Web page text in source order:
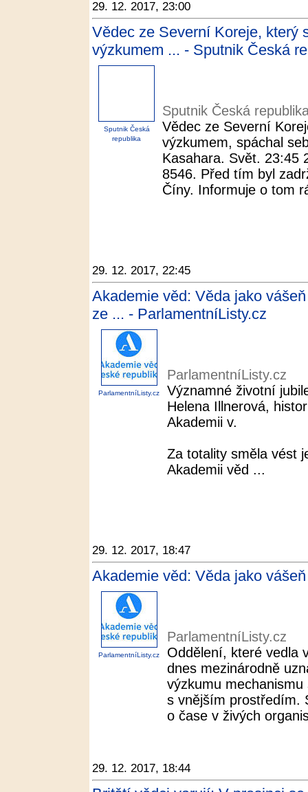
29. 12. 2017, 23:00
Vědec ze Severní Koreje, který
výzkumem ... - Sputnik Česká
Sputnik Česká
republika
Sputnik Česká
Vědec ze Severní
výzkumem, spáchal
Kasahara. Svět. 23:45
8546. Před tím byl
Číny. Informuje o tom
29. 12. 2017, 22:45
Akademie věd: Věda jako
ze ... - ParlamentníListy.cz
ParlamentníListy.cz
ParlamentníListy.cz
Významné životní
Helena Illnerová,
Akademii v.
Za totality směla vést
Akademii věd ...
29. 12. 2017, 18:47
Akademie věd: Věda jako
ParlamentníListy.cz
ParlamentníListy.cz
Oddělení, které vedla
dnes mezinárodně
výzkumu
s vnějším prostředím.
o čase v živých
29. 12. 2017, 18:44